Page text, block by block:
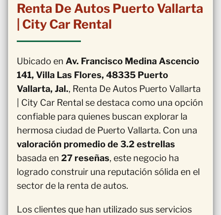
Renta De Autos Puerto Vallarta
| City Car Rental
Ubicado en Av. Francisco Medina Ascencio
141, Villa Las Flores, 48335 Puerto
Vallarta, Jal., Renta De Autos Puerto Vallarta
| City Car Rental se destaca como una opción
confiable para quienes buscan explorar la
hermosa ciudad de Puerto Vallarta. Con una
valoración promedio de 3.2 estrellas
basada en 27 reseñas, este negocio ha
logrado construir una reputación sólida en el
sector de la renta de autos.
Los clientes que han utilizado sus servicios